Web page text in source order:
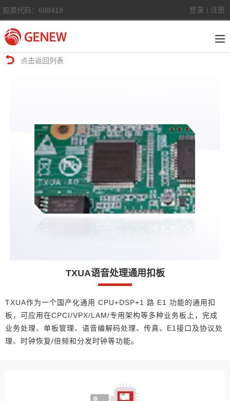
股票代码：688418 登录 注册
点击返回列表
TXUA语音处理通用扣板
TXUA作为一个国产化通用 CPU+DSP+1 路 E1 功能的通用扣
板，可应用在CPCI/VPX/LAM/专用架构等多种业务板上，完成
业务处理、单板管理、语音编解码处理、传真、E1接口及协议处
理、时钟恢复/倍频和分发时钟等功能。